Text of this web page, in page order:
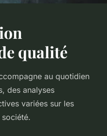
qualité
au quotidien
des analyses
variées sur les